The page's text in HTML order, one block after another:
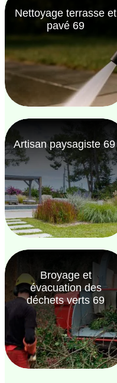
Nettoyage terrasse et
pavé 69
Artisan paysagiste 69
Broyage et
évacuation des
déchets verts 69